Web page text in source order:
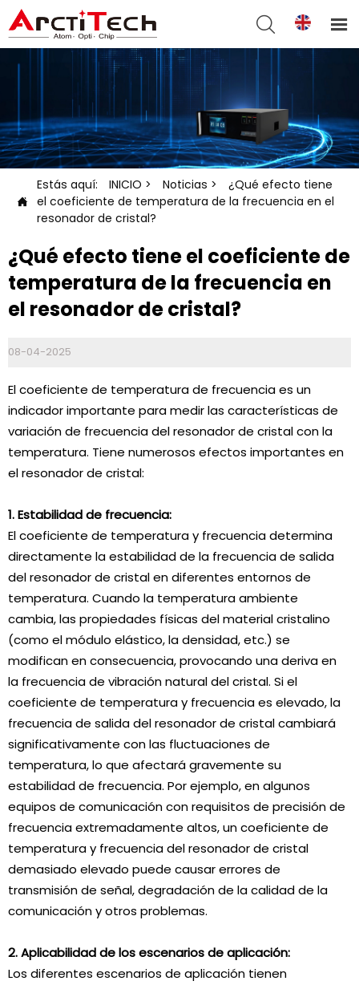
 

Estás aquí: INICIO > Noticias >
¿Qué efecto tiene
el coeficiente de temperatura de la frecuencia en el
resonador de cristal?
¿Qué efecto tiene el coeficiente de
temperatura de la frecuencia en
el resonador de cristal?
08-04-2025
El coeficiente de temperatura de frecuencia es un
indicador importante para medir las características de
variación de frecuencia del resonador de cristal con la
temperatura. Tiene numerosos efectos importantes en
el resonador de cristal:
1. Estabilidad de frecuencia:
El coeficiente de temperatura y frecuencia determina
directamente la estabilidad de la frecuencia de salida
del resonador de cristal en diferentes entornos de
temperatura. Cuando la temperatura ambiente
cambia, las propiedades físicas del material cristalino
(como el módulo elástico, la densidad, etc.) se
modifican en consecuencia, provocando una deriva en
la frecuencia de vibración natural del cristal. Si el
coeficiente de temperatura y frecuencia es elevado, la
frecuencia de salida del resonador de cristal cambiará
significativamente con las fluctuaciones de
temperatura, lo que afectará gravemente su
estabilidad de frecuencia. Por ejemplo, en algunos
equipos de comunicación con requisitos de precisión de
frecuencia extremadamente altos, un coeficiente de
temperatura y frecuencia del resonador de cristal
demasiado elevado puede causar errores de
transmisión de señal, degradación de la calidad de la
comunicación y otros problemas.
2. Aplicabilidad de los escenarios de aplicación:
Los diferentes escenarios de aplicación tienen